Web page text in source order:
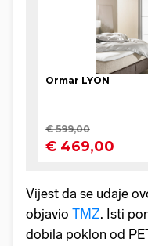
Vijest da se udaje
objavio TMZ. Isti
dobila poklon od